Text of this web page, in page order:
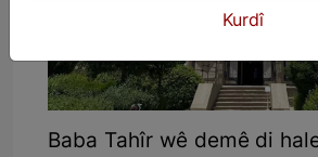
Baba Tahîr wê demê di
Kurdî